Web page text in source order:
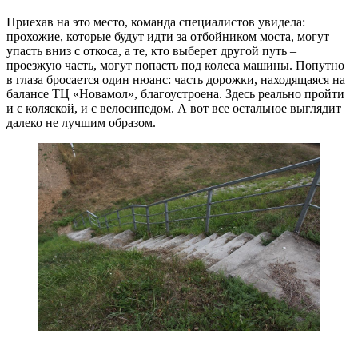
Приехав на это место, команда специалистов увидела:
прохожие, которые будут идти за отбойником моста, могут
упасть вниз с откоса, а те, кто выберет другой путь –
проезжую часть, могут попасть под колеса машины. Попутно
в глаза бросается один нюанс: часть дорожки, находящаяся на
балансе ТЦ «Новамол», благоустроена. Здесь реально пройти
и с коляской, и с велосипедом. А вот все остальное выглядит
далеко не лучшим образом.